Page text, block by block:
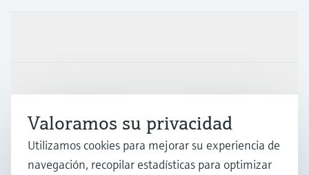
Soporte
Valoramos su privacidad
Utilizamos cookies para mejorar su experiencia de
navegación, recopilar estadísticas para optimizar